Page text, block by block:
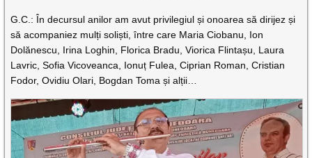
G.C.: În decursul anilor am avut privilegiul și onoarea să dirijez și
să acompaniez mulți soliști, între care Maria Ciobanu, Ion
Dolănescu, Irina Loghin, Florica Bradu, Viorica Flintașu, Laura
Lavric, Sofia Vicoveanca, Ionuț Fulea, Ciprian Roman, Cristian
Fodor, Ovidiu Olari, Bogdan Toma și alții…